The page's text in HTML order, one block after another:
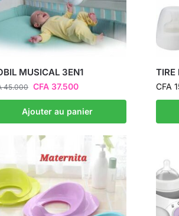
MUSICAL 3EN1
45.000 CFA 37.500
Ajouter au panier
TIRE
CFA